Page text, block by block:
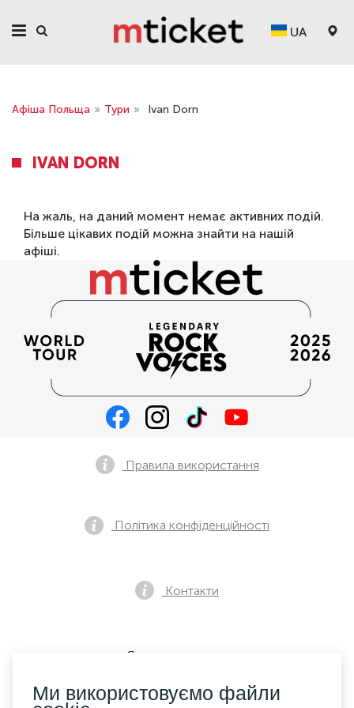
UA
Афіша Польща » Тури » Ivan Dorn
IVAN DORN
На жаль, на даний момент немає активних подій.
Більше цікавих подій можна знайти на нашій
афіші.
Правила використання
Політика конфіденційності
Контакти
Як купити квиток
Ми використовуємо файли